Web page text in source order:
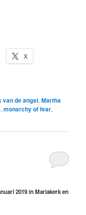
X
van de angst,Martha
,monarchy of fear,
2019 in Mariakerk en